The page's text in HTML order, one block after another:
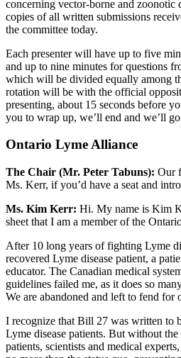
concerning vector-borne and zoonotic
copies of all written submissions
the committee today.
Each presenter will have up to five
and up to nine minutes for questions
which will be divided equally among
rotation will be with the official
presenting, about 15 seconds before
you to wrap up, we’ll end and we’ll
Ontario Lyme Alliance
The Chair (Mr. Peter Tabuns): Our
Ms. Kerr, if you’d have a seat and
Ms. Kim Kerr: Hi. My name is Kim
sheet that I am a member of the
After 10 long years of fighting Lyme
recovered Lyme disease patient, a
educator. The Canadian medical
guidelines failed me, as it does so
We are abandoned and left to fend for
I recognize that Bill 27 was written to
Lyme disease patients. But without
patients, scientists and medical